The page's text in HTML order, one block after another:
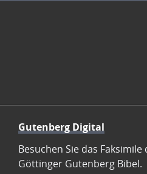
Gutenberg Digital
Besuchen Sie das Faksimile
Göttinger Gutenberg Bibel.